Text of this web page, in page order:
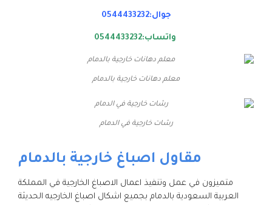
جوال:0544433232
واتساب:0544433232
معلم دهانات خارجية بالدمام
رشات خارجية في الدمام
مقاول اصباغ خارجية بالدمام
متميزون في عمل وتنفيذ اعمال الاصباغ الخارجية في المملكة
العربية السعودية بالدمام بجميع اشكال اصباغ الخارجيه الحديثة